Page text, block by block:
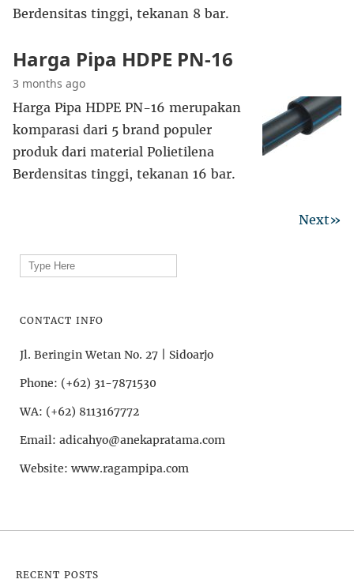
Berdensitas tinggi, tekanan 8 bar.
Harga Pipa HDPE PN-16
3 months ago
Harga Pipa HDPE PN-16 merupakan
komparasi dari 5 brand populer
produk dari material Polietilena
Berdensitas tinggi, tekanan 16 bar.
Next»
Search
for:
CONTACT INFO
Jl. Beringin Wetan No. 27 | Sidoarjo
Phone: (+62) 31-7871530
WA: (+62) 8113167772
Email: adicahyo@anekapratama.com
Website: www.ragampipa.com
RECENT POSTS